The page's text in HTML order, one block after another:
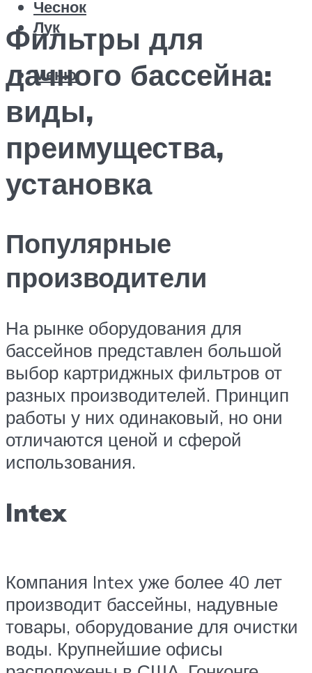
Чеснок
Лук
Меню
Фильтры для
дачного бассейна:
виды,
преимущества,
установка
Популярные
производители
На рынке оборудования для
бассейнов представлен большой
выбор картриджных фильтров от
разных производителей. Принцип
работы у них одинаковый, но они
отличаются ценой и сферой
использования.
Intex
Компания Intex уже более 40 лет
производит бассейны, надувные
товары, оборудование для очистки
воды. Крупнейшие офисы